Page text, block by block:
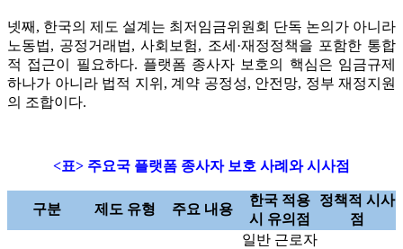
넷째, 한국의 제도 설계는 최저임금위원회 단독 논의가 아니라
노동법, 공정거래법, 사회보험, 조세·재정정책을 포함한 통합
적 접근이 필요하다. 플랫폼 종사자 보호의 핵심은 임금규제
하나가 아니라 법적 지위, 계약 공정성, 안전망, 정부 재정지원
의 조합이다.
<표> 주요국 플랫폼 종사자 보호 사례와 시사점
구분 제도 유형 주요 내용
한국 적용
시 유의점
정책적 시사
점
일반 근로자